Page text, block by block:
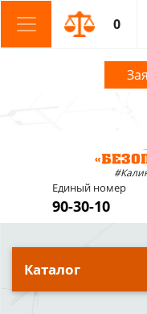
0
Единый номер
90-30-10
Каталог